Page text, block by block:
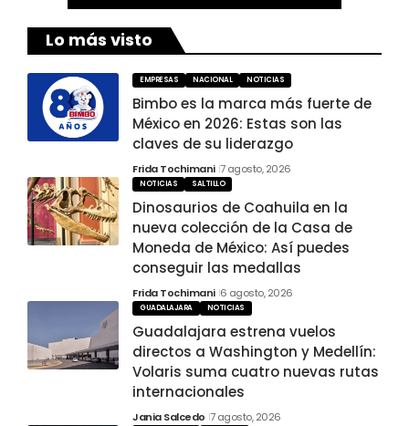
Lo más visto
EMPRESAS NACIONAL NOTICIAS
Bimbo es la marca más fuerte de
México en 2026: Estas son las
claves de su liderazgo
Frida Tochimani 7 agosto, 2026
NOTICIAS SALTILLO
Dinosaurios de Coahuila en la
nueva colección de la Casa de
Moneda de México: Así puedes
conseguir las medallas
Frida Tochimani 6 agosto, 2026
GUADALAJARA NOTICIAS
Guadalajara estrena vuelos
directos a Washington y Medellín:
Volaris suma cuatro nuevas rutas
internacionales
Jania Salcedo 7 agosto, 2026